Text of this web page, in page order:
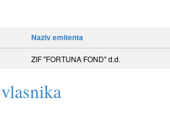
Naziv emitenta
ZIF "FORTUNA FOND" d.d.